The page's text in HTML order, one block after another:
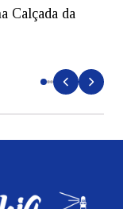
Calçada da